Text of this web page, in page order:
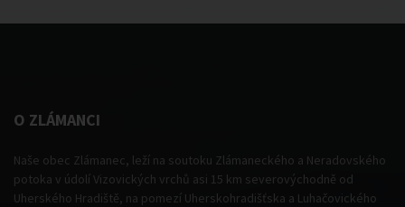
O ZLÁMANCI
Naše obec Zlámanec, leží na soutoku Zlámaneckého a Neradovského
potoka v údolí Vizovických vrchů asi 15 km severovýchodně od
Uherského Hradiště, na pomezí Uherskohradišťska a Luhačovického